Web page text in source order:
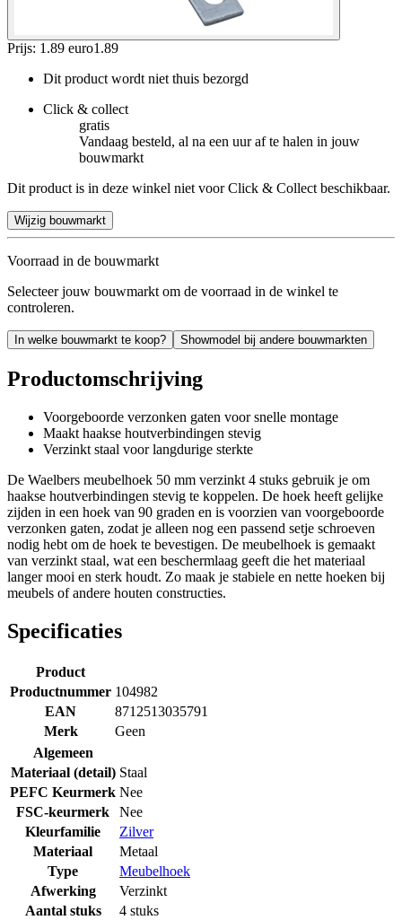
Prijs: 1.89 euro1 .89
Dit product wordt niet thuis bezorgd
Click & collect
gratis
Vandaag besteld, al na een uur af te halen in jouw
bouwmarkt
Dit product is in deze winkel niet voor Click & Collect beschikbaar.
Wijzig bouwmarkt
Voorraad in de bouwmarkt
Selecteer jouw bouwmarkt om de voorraad in de winkel te
controleren.
In welke bouwmarkt te koop? Showmodel bij andere bouwmarkten
Productomschrijving
Voorgeboorde verzonken gaten voor snelle montage
Maakt haakse houtverbindingen stevig
Verzinkt staal voor langdurige sterkte
De Waelbers meubelhoek 50 mm verzinkt 4 stuks gebruik je om
haakse houtverbindingen stevig te koppelen. De hoek heeft gelijke
zijden in een hoek van 90 graden en is voorzien van voorgeboorde
verzonken gaten, zodat je alleen nog een passend setje schroeven
nodig hebt om de hoek te bevestigen. De meubelhoek is gemaakt
van verzinkt staal, wat een beschermlaag geeft die het materiaal
langer mooi en sterk houdt. Zo maak je stabiele en nette hoeken bij
meubels of andere houten constructies.
Specificaties
Product
Productnummer 104982
EAN
8712513035791
Merk
Geen
Algemeen
Materiaal (detail) Staal
PEFC Keurmerk Nee
FSC-keurmerk
Nee
Kleurfamilie
Zilver
Materiaal
Metaal
Type
Meubelhoek
Afwerking
Verzinkt
Aantal stuks
4 stuks